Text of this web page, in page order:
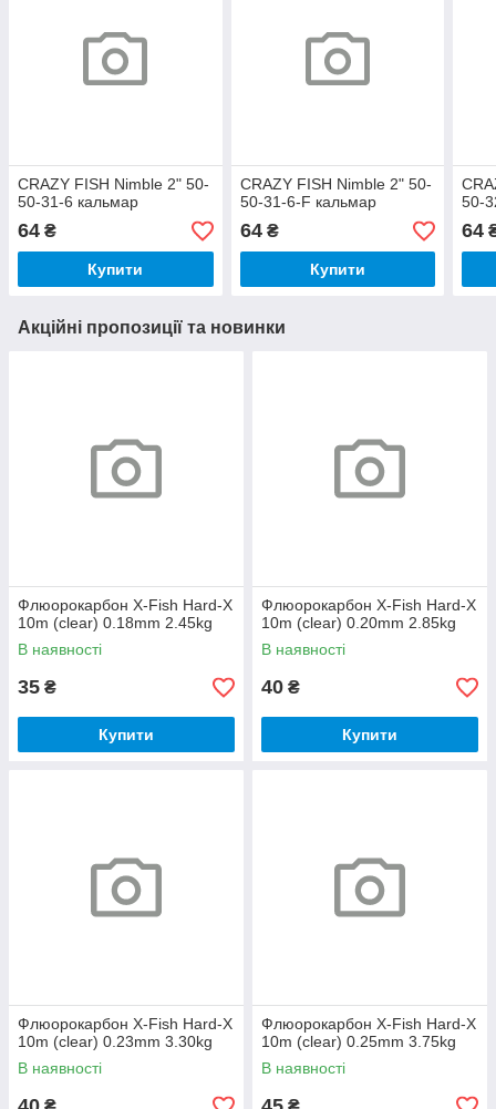
CRAZY FISH Nimble 2" 50-
50-31-6 кальмар
64 ₴
Купити
CRAZY FISH Nimble 2" 50-
50-31-6-F кальмар
64₴
Купити
50-
64
Акційні пропозиції та новинки
Флюорокарбон X-Fish Hard-X
10m (clear) 0.18mm 2.45kg
В наявності
35 ₴
Купити
Флюорокарбон X-Fish Hard-X
10m (clear) 0.20mm 2.85kg
В наявності
40 ₴
Купити
Флюорокарбон X-Fish Hard-X
10m (clear) 0.23mm 3.30kg
В наявності
Флюорокарбон X-Fish Hard-X
10m (clear) 0.25mm 3.75kg
В наявності